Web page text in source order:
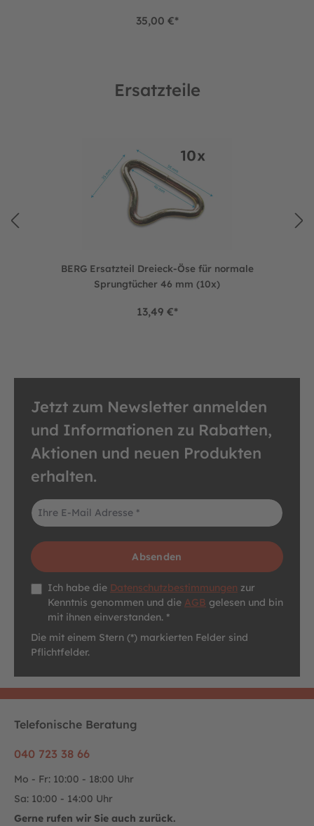
35,00 €*
Ersatzteile
BERG Ersatzteil Dreieck-Öse für normale
Sprungtücher 46 mm (10x)
13,49 €*
Jetzt zum Newsletter anmelden
und Informationen zu Rabatten,
Aktionen und neuen Produkten
erhalten.
E-Mail-Adresse*
Absenden
Datenschutz *
Ich habe die Datenschutzbestimmungen zur
Kenntnis genommen und die AGB gelesen und bin
mit ihnen einverstanden. *
Die mit einem Stern (*) markierten Felder sind
Pflichtfelder.
Telefonische Beratung
040 723 38 66
Mo - Fr: 10:00 - 18:00 Uhr
Sa: 10:00 - 14:00 Uhr
Gerne rufen wir Sie auch zurück.